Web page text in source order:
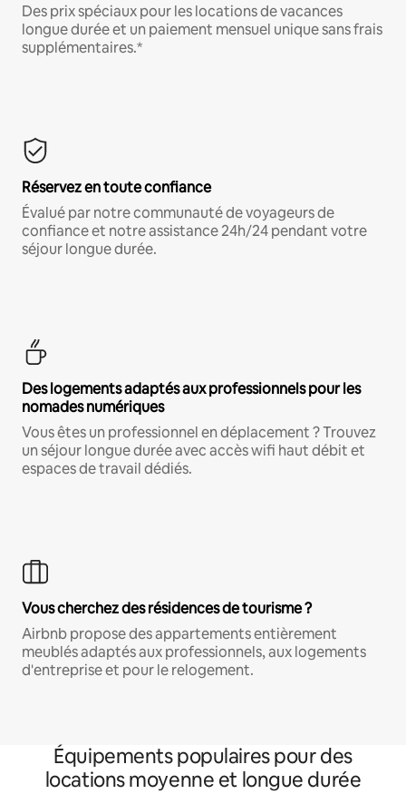
Des prix spéciaux pour les locations de vacances
longue durée et un paiement mensuel unique sans frais
supplémentaires.*
Réservez en toute confiance
Évalué par notre communauté de voyageurs de
confiance et notre assistance 24h/24 pendant votre
séjour longue durée.
Des logements adaptés aux professionnels pour les
nomades numériques
Vous êtes un professionnel en déplacement ? Trouvez
un séjour longue durée avec accès wifi haut débit et
espaces de travail dédiés.
Vous cherchez des résidences de tourisme ?
Airbnb propose des appartements entièrement
meublés adaptés aux professionnels, aux logements
d'entreprise et pour le relogement.
Équipements populaires pour des
locations moyenne et longue durée